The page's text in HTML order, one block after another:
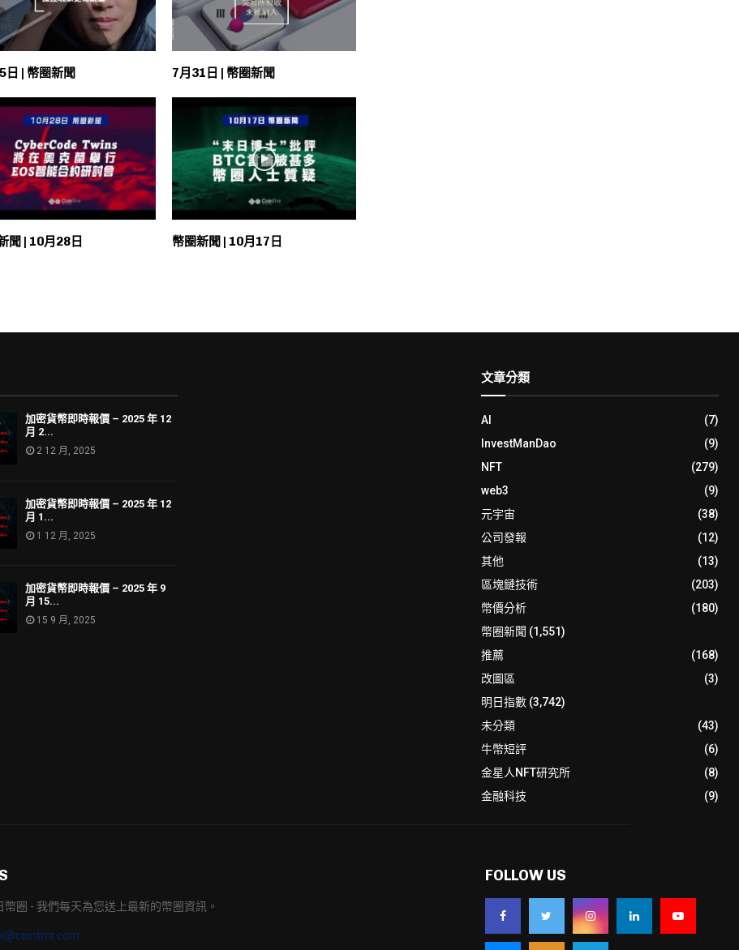
日 | 幣圈新聞 7月31日 | 幣圈新聞
聞 | 10月28日 幣圈新聞 | 10月17日
加密貨幣即時報價 – 2025 年 12
月 2...
2 12 月, 2025
加密貨幣即時報價 – 2025 年 12
月 1...
1 12 月, 2025
加密貨幣即時報價 – 2025 年 9
月 15...
15 9 月, 2025
文章分類
AI
(7)
InvestManDao
(9)
NFT
(279)
web3
(9)
元宇宙
(38)
公司發報
(12)
其他
(13)
區塊鏈技術
(203)
幣價分析
(180)
幣圈新聞 (1,551)
推薦
(168)
改圖區
(3)
明日指數(3,742)
未分類
(43)
牛幣短評
(6)
金星人NFT研究所
(8)
金融科技
(9)
幣圈 - 我們每天為您送上最新的幣圈資訊。
FOLLOW US